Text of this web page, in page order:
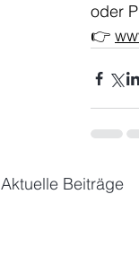
oder
👉
Aktuelle Beiträge